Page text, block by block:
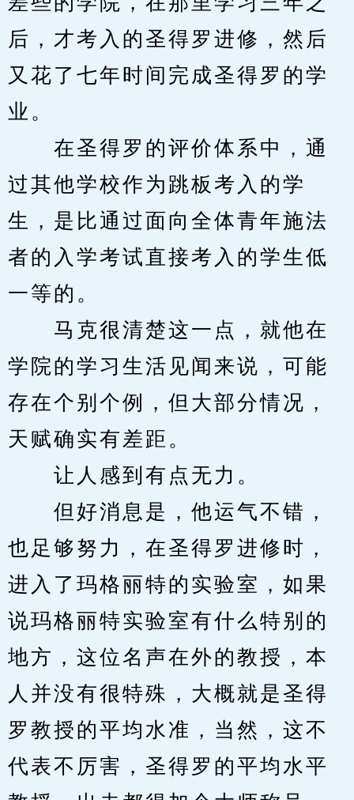
后，才考入的圣得罗进修，然后
又花了七年时间完成圣得罗的学
业。
在圣得罗的评价体系中，通
过其他学校作为跳板考入的学
生，是比通过面向全体青年施法
者的入学考试直接考入的学生低
一等的。
马克很清楚这一点，就他在
学院的学习生活见闻来说，可能
存在个别个例，但大部分情况，
天赋确实有差距。
让人感到有点无力。
但好消息是，他运气不错，
也足够努力，在圣得罗进修时，
进入了玛格丽特的实验室，如果
说玛格丽特实验室有什么特别的
地方，这位名声在外的教授，本
人并没有很特殊，大概就是圣得
罗教授的平均水准，当然，这不
代表不厉害，圣得罗的平均水平